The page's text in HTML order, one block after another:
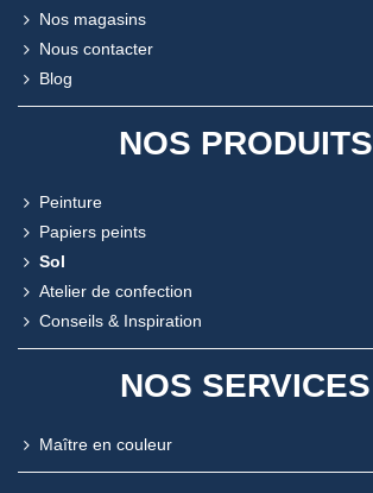
Nos magasins
Nous contacter
Blog
NOS PRODUITS
Peinture
Papiers peints
Sol
Atelier de confection
Conseils & Inspiration
NOS SERVICES
Maître en couleur